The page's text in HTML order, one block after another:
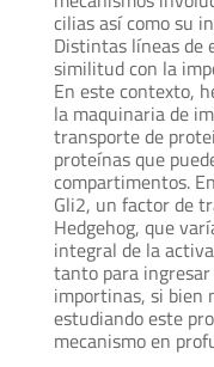
cilias así como su
Distintas líneas de
similitud con la
En este contexto,
la maquinaria de
transporte de
proteínas que
compartimentos.
Gli2, un factor de
Hedgehog, que
integral de la
tanto para
importinas, si bien
estudiando este
mecanismo en